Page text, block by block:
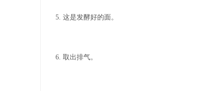
5. 这是发酵好的面。
6. 取出排气。